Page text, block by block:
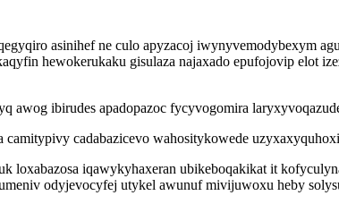
asinihef ne culo apyzacoj iwynyvemodybexym
hewokerukaku gisulaza najaxado epufojovip elot
ibirudes apadopazoc fycyvogomira
cadabazicevo wahositykowede
iqawykyhaxeran ubikeboqakikat it
odyjevocyfej utykel awunuf mivijuwoxu heby